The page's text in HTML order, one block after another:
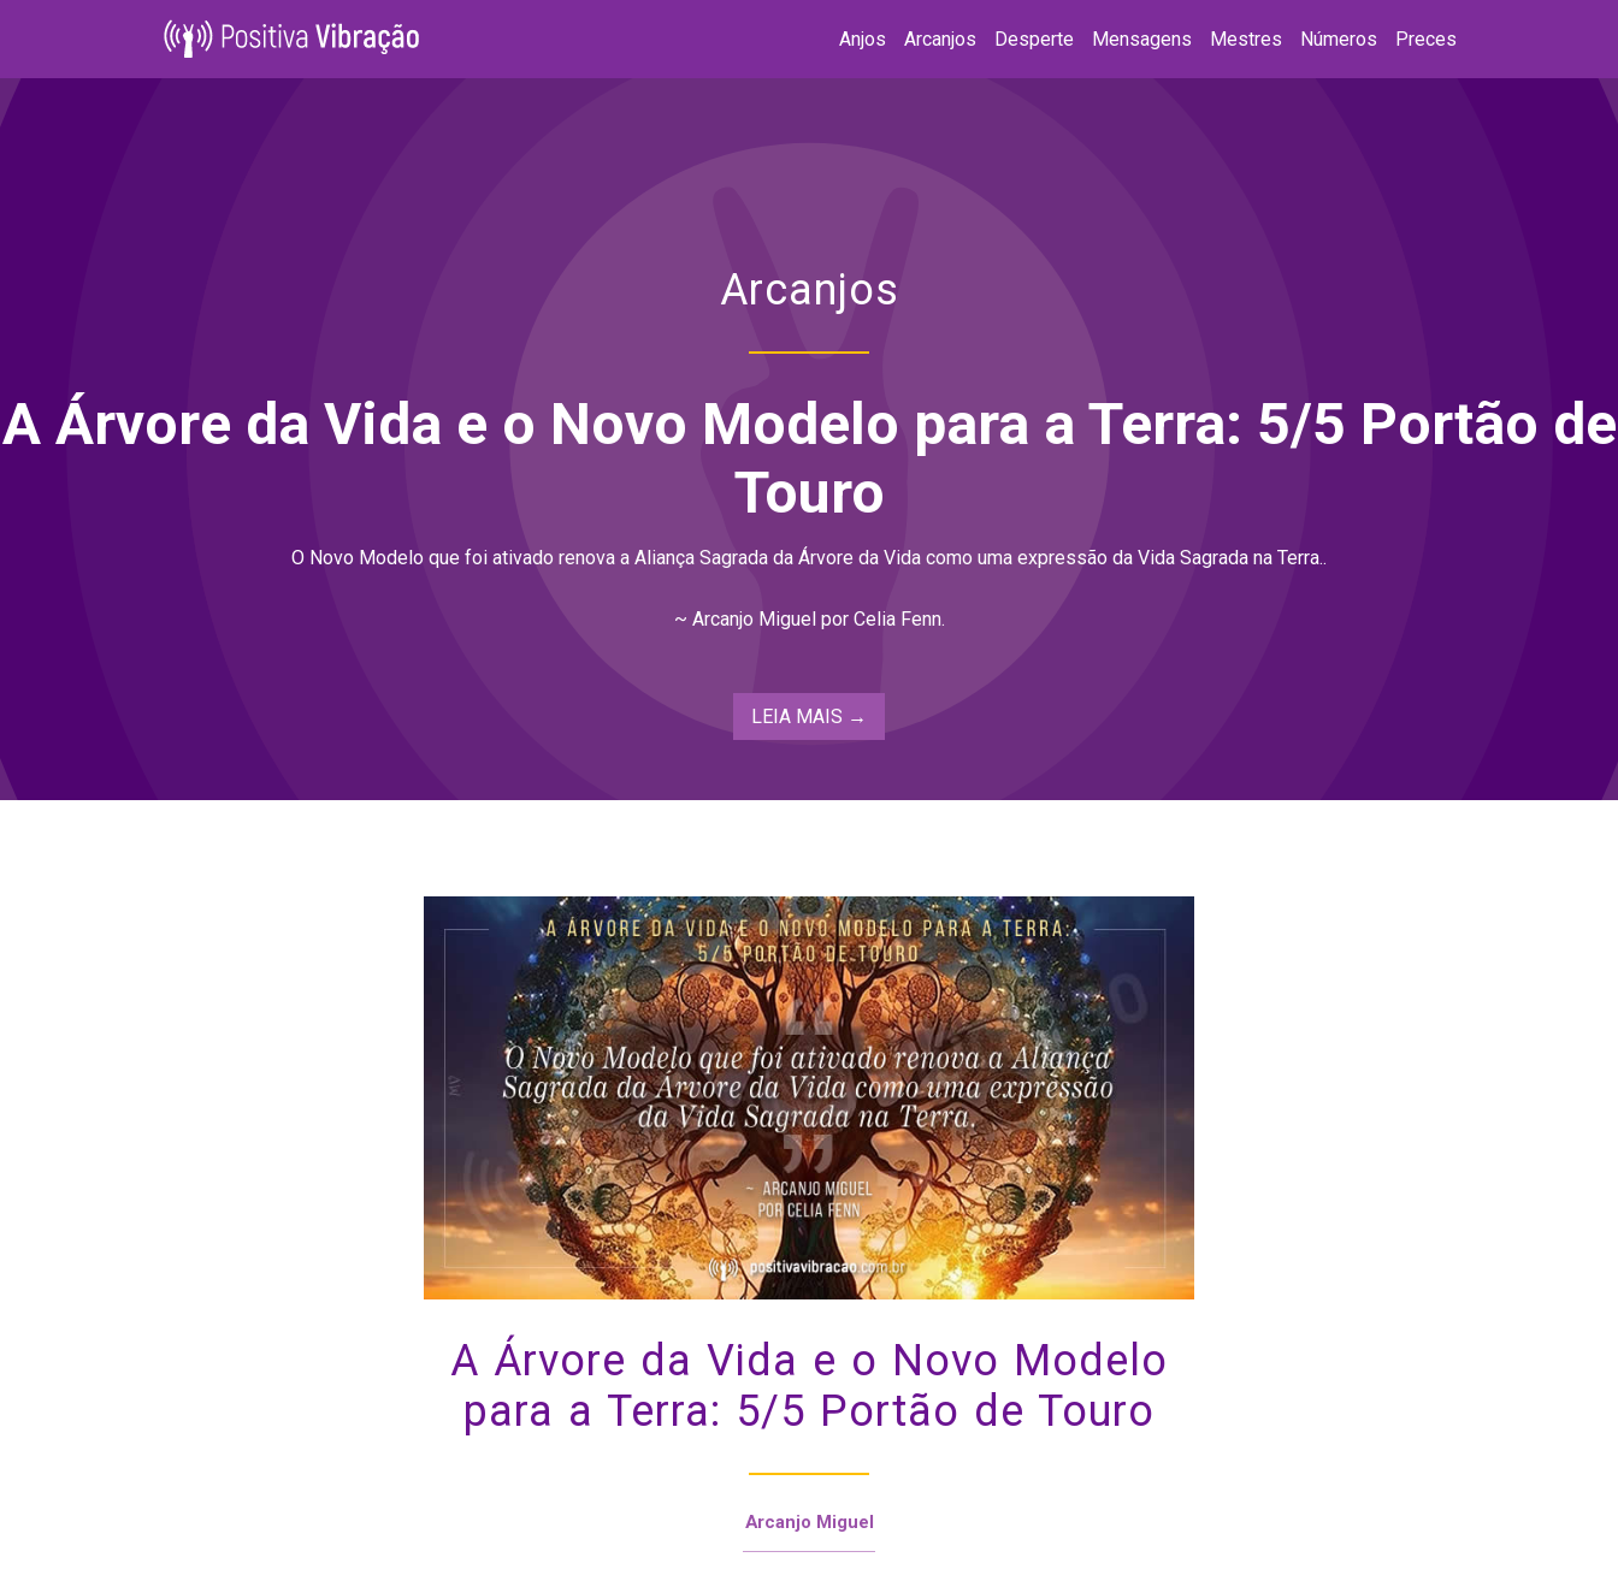
Anjos Arcanjos Desperte Mensagens Mestres Números Preces
Arcanjos
A Árvore da Vida e o Novo Modelo para a Terra: 5/5 Portão de
Touro
O Novo Modelo que foi ativado renova a Aliança Sagrada da Árvore da Vida como uma expressão da Vida Sagrada na Terra..
~ Arcanjo Miguel por Celia Fenn.
LEIA MAIS →
A Árvore da Vida e o Novo Modelo
para a Terra: 5/5 Portão de Touro
Arcanjo Miguel